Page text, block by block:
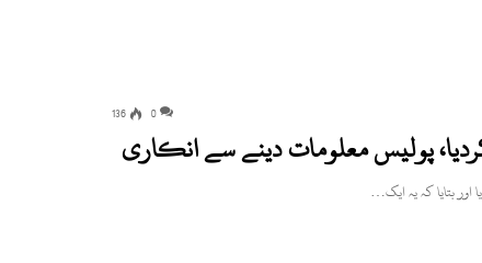
0
136
پولیس معلومات دینے سے انکاری
بتایا کہ یہ ایک…